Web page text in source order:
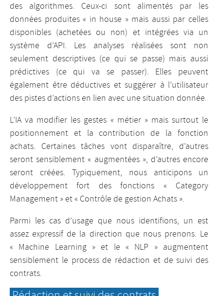
des algorithmes. Ceux-ci sont alimentés par les
données produites « in house » mais aussi par celles
disponibles (achetées ou non) et intégrées via un
système d’API. Les analyses réalisées sont non
seulement descriptives (ce qui se passe) mais aussi
prédictives (ce qui va se passer). Elles peuvent
également être déductives et suggérer à l’utilisateur
des pistes d’actions en lien avec une situation donnée.
L’IA va modifier les gestes « métier » mais surtout le
positionnement et la contribution de la fonction
achats. Certaines tâches vont disparaître, d’autres
seront sensiblement « augmentées », d’autres encore
seront créées. Typiquement, nous anticipons un
développement fort des fonctions « Category
Management » et « Contrôle de gestion Achats ».
Parmi les cas d’usage que nous identifions, un est
assez expressif de la direction que nous prenons. Le
« Machine Learning » et le « NLP » augmentent
sensiblement le process de rédaction et de suivi des
contrats.